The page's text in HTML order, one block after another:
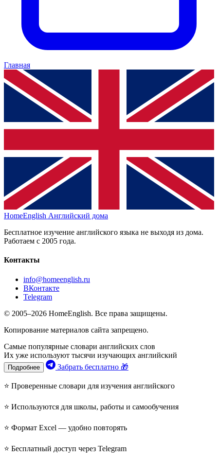
Главная
HomeEnglish Английский дома
Бесплатное изучение английского языка не выходя из дома.
Работаем с 2005 года.
Контакты
info@homeenglish.ru
ВКонтакте
Telegram
© 2005–2026 HomeEnglish. Все права защищены.
Копирование материалов сайта запрещено.
Самые популярные словари английских слов
Их уже используют тысячи изучающих английский
Подробнее Забрать бесплатно 🎁
⭐ Проверенные словари для изучения английского
⭐ Используются для школы, работы и самообучения
⭐ Формат Excel — удобно повторять
⭐ Бесплатный доступ через Telegram